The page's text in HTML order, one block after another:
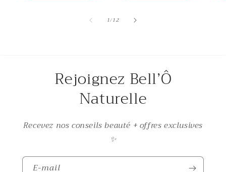
1/de
12
Rejoignez Bell’Ô
Naturelle
Recevez nos conseils beauté + offres exclusives
✨
E-mail